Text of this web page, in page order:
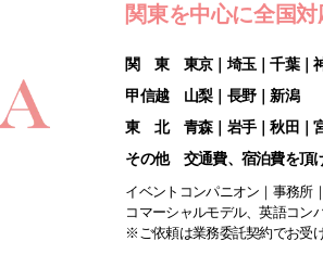
関東を中心に全国対
関 東 東京｜埼玉｜千葉｜
甲信越 山梨｜長野｜新潟
東 北 青森｜岩手｜秋田｜
その他 交通費、宿泊費を頂
イベントコンパニオン｜事務所
コマーシャルモデル、英語コン
※ご依頼は業務委託契約でお受